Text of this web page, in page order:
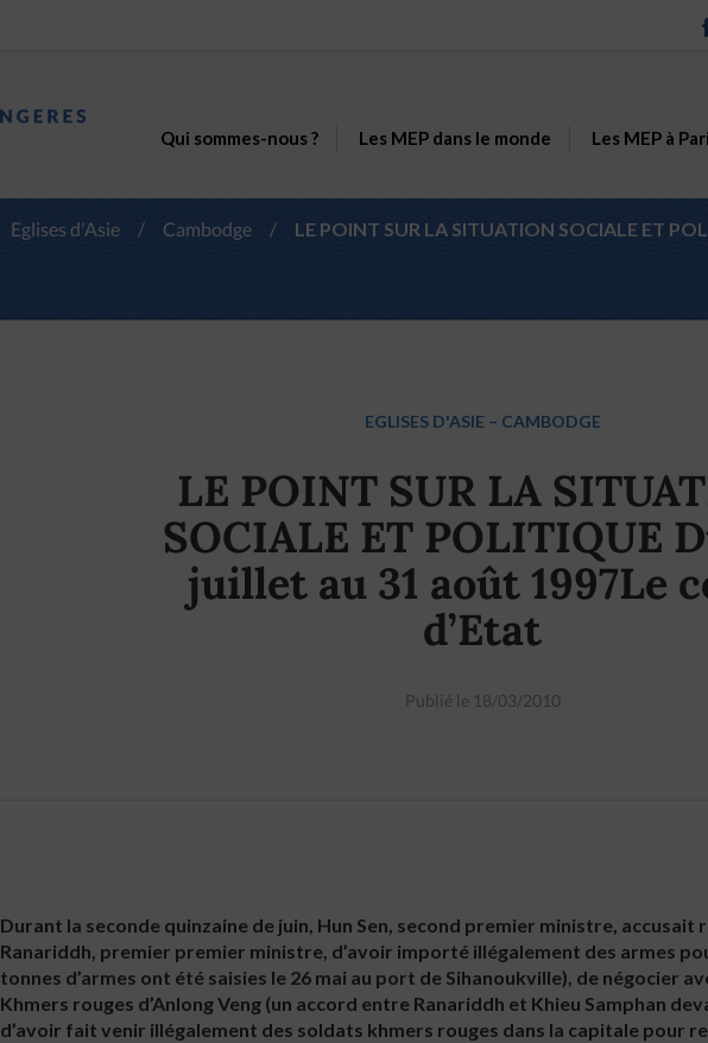
Qui sommes-nous ? Les MEP dans le monde Les MEP à
Eglises d'Asie / Cambodge / LE POINT SUR LA SITUATION SOCIALE ET
EGLISES D'ASIE – CAMBODGE
LE POINT SUR LA
SOCIALE ET POLITIQUE
juillet au 31 août 1997Le
d’Etat
Publié le 18/03/2010
Durant la seconde quinzaine de juin, Hun Sen, second premier ministre, accusait
Ranariddh, premier premier ministre, d’avoir importé illégalement des armes
tonnes d’armes ont été saisies le 26 mai au port de Sihanoukville), de négocier
Khmers rouges d’Anlong Veng (un accord entre Ranariddh et Khieu Samphan
d’avoir fait venir illégalement des soldats khmers rouges dans la capitale pour